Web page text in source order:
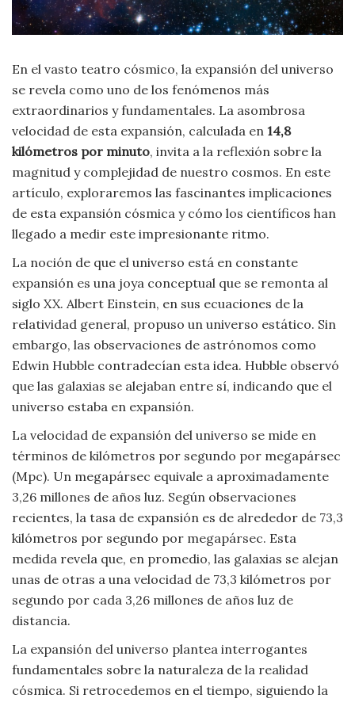
Religión
Salud
Universo
Viajar
En el vasto teatro cósmico, la expansión del universo
se revela como uno de los fenómenos más
extraordinarios y fundamentales. La asombrosa
velocidad de esta expansión, calculada en 14,8
kilómetros por minuto, invita a la reflexión sobre la
magnitud y complejidad de nuestro cosmos. En este
artículo, exploraremos las fascinantes implicaciones
de esta expansión cósmica y cómo los científicos han
llegado a medir este impresionante ritmo.
La noción de que el universo está en constante
expansión es una joya conceptual que se remonta al
siglo XX. Albert Einstein, en sus ecuaciones de la
relatividad general, propuso un universo estático. Sin
embargo, las observaciones de astrónomos como
Edwin Hubble contradecían esta idea. Hubble observó
que las galaxias se alejaban entre sí, indicando que el
universo estaba en expansión.
La velocidad de expansión del universo se mide en
términos de kilómetros por segundo por megapársec
(Mpc). Un megapársec equivale a aproximadamente
3,26 millones de años luz. Según observaciones
recientes, la tasa de expansión es de alrededor de 73,3
kilómetros por segundo por megapársec. Esta
medida revela que, en promedio, las galaxias se alejan
unas de otras a una velocidad de 73,3 kilómetros por
segundo por cada 3,26 millones de años luz de
distancia.
La expansión del universo plantea interrogantes
fundamentales sobre la naturaleza de la realidad
cósmica. Si retrocedemos en el tiempo, siguiendo la